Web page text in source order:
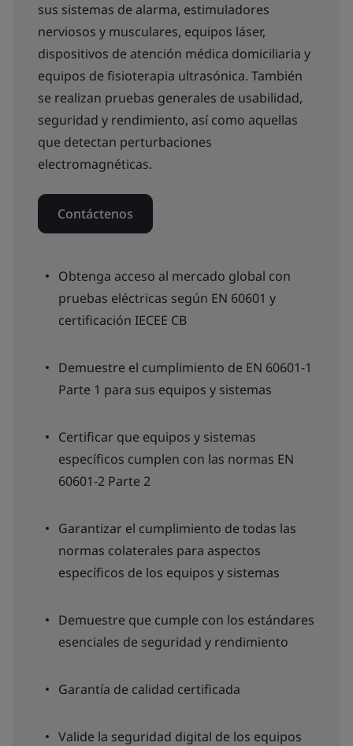
sus sistemas de alarma, estimuladores
nerviosos y musculares, equipos láser,
dispositivos de atención médica domiciliaria y
equipos de fisioterapia ultrasónica. También
se realizan pruebas generales de usabilidad,
seguridad y rendimiento, así como aquellas
que detectan perturbaciones
electromagnéticas.
Contáctenos
Obtenga acceso al mercado global con
pruebas eléctricas según EN 60601 y
certificación IECEE CB
Demuestre el cumplimiento de EN 60601-1
Parte 1 para sus equipos y sistemas
Certificar que equipos y sistemas
específicos cumplen con las normas EN
60601-2 Parte 2
Garantizar el cumplimiento de todas las
normas colaterales para aspectos
específicos de los equipos y sistemas
Demuestre que cumple con los estándares
esenciales de seguridad y rendimiento
Garantía de calidad certificada
Valide la seguridad digital de los equipos